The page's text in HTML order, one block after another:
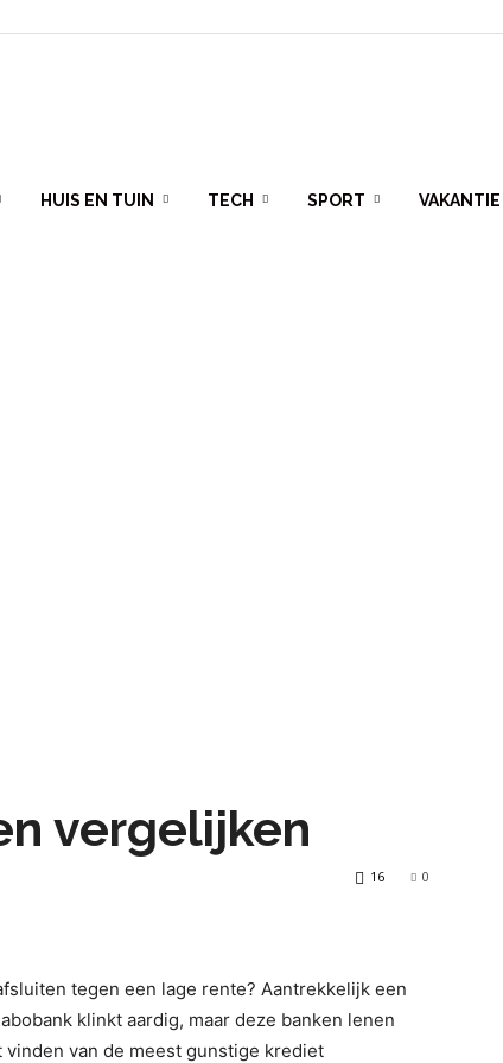
HUIS EN TUIN TECH SPORT VAKANTIE
vergelijken
0
16
tegen een lage rente? Aantrekkelijk een
klinkt aardig, maar deze banken lenen
van de meest gunstige krediet